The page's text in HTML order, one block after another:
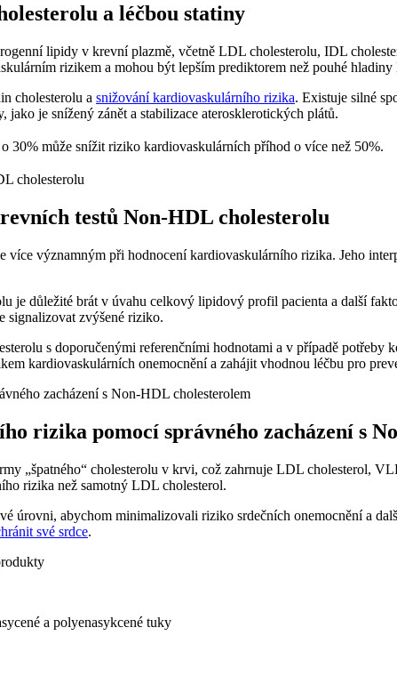
a léčbou ​statiny
lipidy v krevní plazmě, včetně ​LDL cholesterolu, IDL​
⁤rizikem a ​mohou být ⁣lepším prediktorem než pouhé
cholesterolu a snižování kardiovaskulárního rizika. Existuje silné
je snížený zánět a stabilizace ⁤aterosklerotických plátů.
‍30% může snížit riziko kardiovaskulárních příhod o více‌ než 50%.
testů ‌Non-HDL cholesterolu
významným při hodnocení‌ kardiovaskulárního rizika. Jeho
je ‌důležité brát v úvahu celkový lipidový ‍profil pacienta a další
signalizovat zvýšené riziko.
s doporučenými referenčními hodnotami ​a v případě potřeby
kardiovaskulárních onemocnění a zahájit vhodnou léčbu pro
rizika pomocí​ správného zacházení s
„špatného“ cholesterolu v‍ krvi, což zahrnuje LDL cholesterol,
rizika než samotný LDL cholesterol.
úrovni, abychom minimalizovali riziko ⁢srdečních onemocnění a
své srdce.
​a polyenasykcené tuky